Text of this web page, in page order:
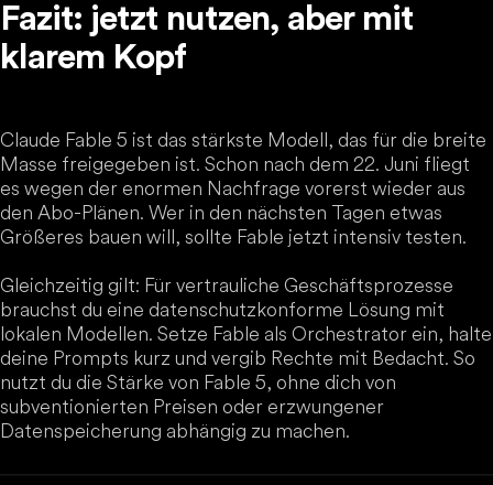
Fazit: jetzt nutzen, aber mit
klarem Kopf
Claude Fable 5 ist das stärkste Modell, das für die breite
Masse freigegeben ist. Schon nach dem 22. Juni fliegt
es wegen der enormen Nachfrage vorerst wieder aus
den Abo-Plänen. Wer in den nächsten Tagen etwas
Größeres bauen will, sollte Fable jetzt intensiv testen.
Gleichzeitig gilt: Für vertrauliche Geschäftsprozesse
brauchst du eine datenschutzkonforme Lösung mit
lokalen Modellen. Setze Fable als Orchestrator ein, halte
deine Prompts kurz und vergib Rechte mit Bedacht. So
nutzt du die Stärke von Fable 5, ohne dich von
subventionierten Preisen oder erzwungener
Datenspeicherung abhängig zu machen.